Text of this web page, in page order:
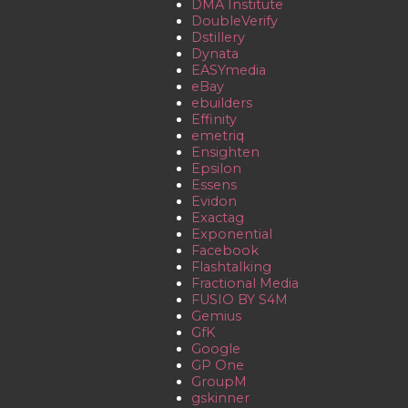
DMA Institute
DoubleVerify
Dstillery
Dynata
EASYmedia
eBay
ebuilders
Effinity
emetriq
Ensighten
Epsilon
Essens
Evidon
Exactag
Exponential
Facebook
Flashtalking
Fractional Media
FUSIO BY S4M
Gemius
GfK
Google
GP One
GroupM
gskinner